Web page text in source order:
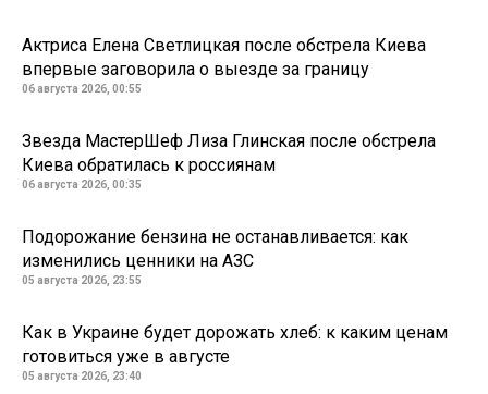
Актриса Елена Светлицкая после обстрела Киева
впервые заговорила о выезде за границу
06 августа 2026, 00:55
Звезда МастерШеф Лиза Глинская после обстрела
Киева обратилась к россиянам
06 августа 2026, 00:35
Подорожание бензина не останавливается: как
изменились ценники на АЗС
05 августа 2026, 23:55
Как в Украине будет дорожать хлеб: к каким ценам
готовиться уже в августе
05 августа 2026, 23:40